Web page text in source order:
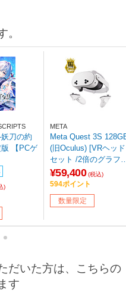
。
刀の約
【PCゲ
)
META
Meta Quest 3S
(旧Oculus) [VRヘッド
セット /2倍のグラフ
ック処 理性能 /ワイヤ
レスのVR体験 /40種
以上のゲームにアク
スできるMeta Horizon
き]
¥59,400 (税込)
594ポイント
数量限定
だいた方は、こちらの
す